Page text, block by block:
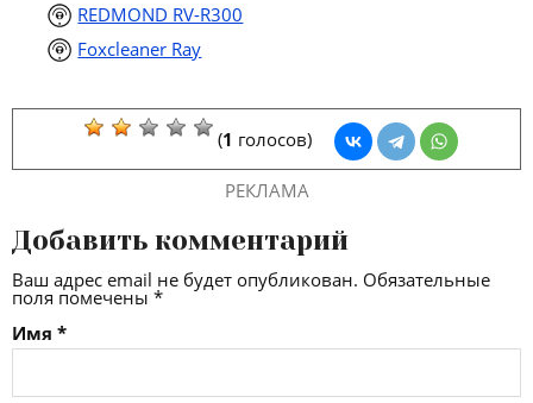
REDMOND RV-R300
Foxcleaner Ray
(1 голосов)
РЕКЛАМА
Добавить комментарий
Ваш адрес email не будет опубликован. Обязательные
поля помечены *
Имя *